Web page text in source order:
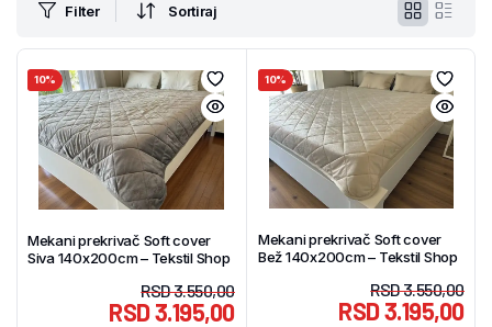
Filter Sortiraj
10%
Mekani prekrivač Soft cover
Siva 140x200cm – Tekstil Shop
RSD3.550,00
RSD3.195,00
10%
Mekani prekrivač Soft cover
Bež 140x200cm – Tekstil Shop
RSD3.550,00
RSD3.195,00